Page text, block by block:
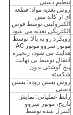
تنظیم دستی
روش تغذیه مواد: قطعه
ای از کاتد مس
الکترولیتی توسط قوس
الکتریکی تغذیه می شود
رویکرد رو به بالا: توسط
موتور سروو موتور AC
هدایت می شود، زنجیره
انتقال توسط بی نهایت
پیچ گوشتی بدون
شکسته
روش بستن روده: بستن
دستی
رابط عملیاتی: نمایش
تاریخ، موتور سروو
کنترل شده توسط